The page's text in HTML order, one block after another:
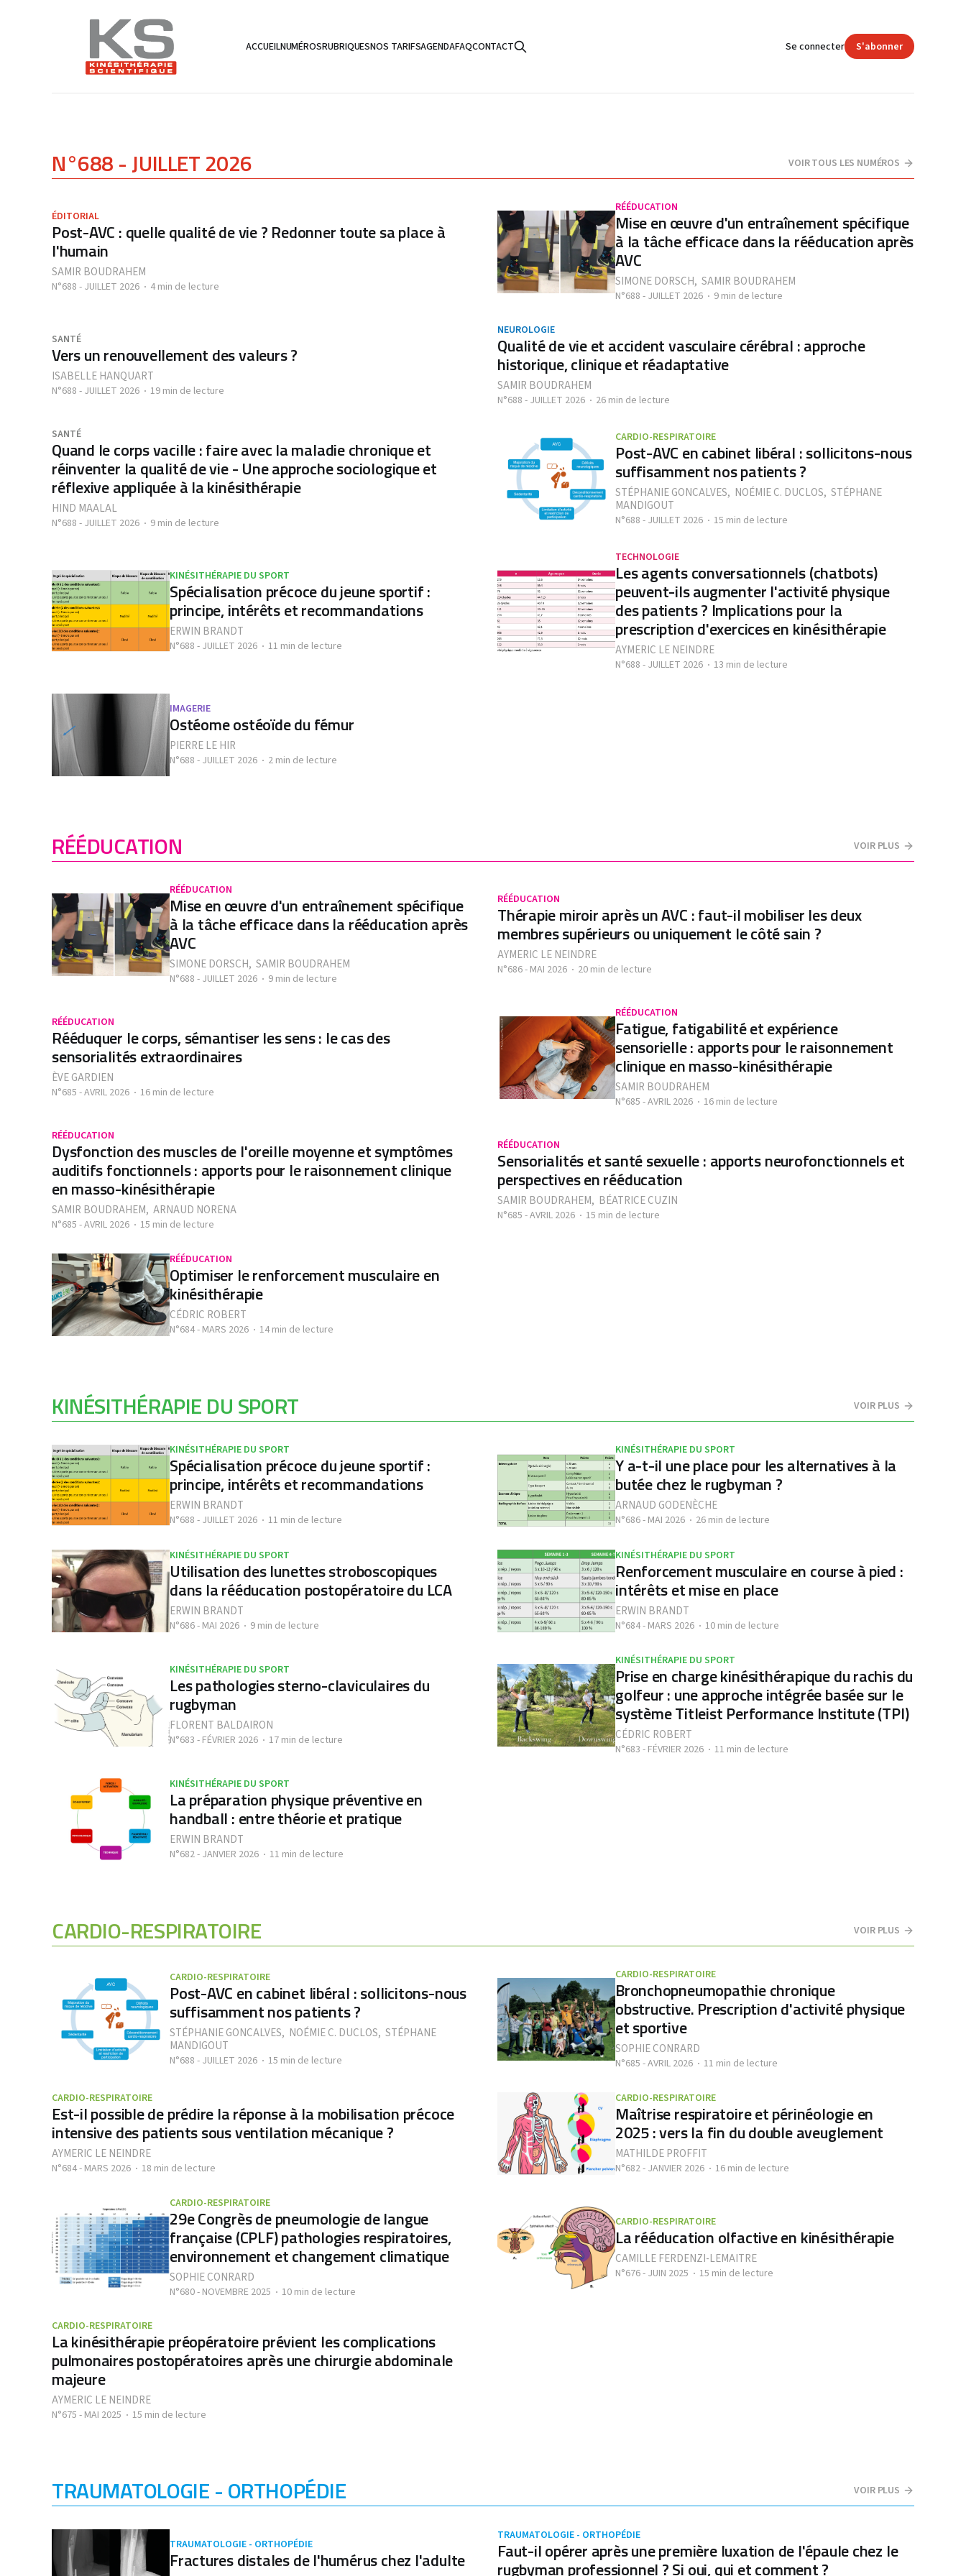
ACCUEILNUMÉROSRUBRIQUESNOS TARIFSAGENDAFAQCONTACT Se connecter S'abonner
N°688 - JUILLET 2026 VOIR TOUS LES NUMÉROS
ÉDITORIAL
Post-AVC : quelle qualité de vie ? Redonner toute sa place à
l'humain
SAMIR BOUDRAHEM
N°688 - JUILLET 2026 4 min de lecture
RÉÉDUCATION
Mise en œuvre d'un entraînement spécifique
à la tâche efficace dans la rééducation après
AVC
SIMONE DORSCH, SAMIR BOUDRAHEM
N°688 - JUILLET 2026 9 min de lecture
SANTÉ
Vers un renouvellement des valeurs ?
ISABELLE HANQUART
N°688 - JUILLET 2026 19 min de lecture
NEUROLOGIE
Qualité de vie et accident vasculaire cérébral : approche
historique, clinique et réadaptative
SAMIR BOUDRAHEM
N°688 - JUILLET 2026 26 min de lecture
SANTÉ
Quand le corps vacille : faire avec la maladie chronique et
réinventer la qualité de vie - Une approche sociologique et
réflexive appliquée à la kinésithérapie
HIND MAALAL
N°688 - JUILLET 2026 9 min de lecture
CARDIO-RESPIRATOIRE
Post-AVC en cabinet libéral : sollicitons-nous
suffisamment nos patients ?
STÉPHANIE GONCALVES, NOÉMIE C. DUCLOS, STÉPHANE
MANDIGOUT
N°688 - JUILLET 2026 15 min de lecture
KINÉSITHÉRAPIE DU SPORT
Spécialisation précoce du jeune sportif :
principe, intérêts et recommandations
ERWIN BRANDT
N°688 - JUILLET 2026 11 min de lecture
TECHNOLOGIE
Les agents conversationnels (chatbots)
peuvent-ils augmenter l'activité physique
des patients ? Implications pour la
prescription d'exercices en kinésithérapie
AYMERIC LE NEINDRE
N°688 - JUILLET 2026 13 min de lecture
IMAGERIE
Ostéome ostéoïde du fémur
PIERRE LE HIR
N°688 - JUILLET 2026 2 min de lecture
RÉÉDUCATION VOIR PLUS
RÉÉDUCATION
Mise en œuvre d'un entraînement spécifique
à la tâche efficace dans la rééducation après
AVC
SIMONE DORSCH, SAMIR BOUDRAHEM
N°688 - JUILLET 2026 9 min de lecture
RÉÉDUCATION
Thérapie miroir après un AVC : faut-il mobiliser les deux
membres supérieurs ou uniquement le côté sain ?
AYMERIC LE NEINDRE
N°686 - MAI 2026 20 min de lecture
RÉÉDUCATION
Rééduquer le corps, sémantiser les sens : le cas des
sensorialités extraordinaires
ÈVE GARDIEN
N°685 - AVRIL 2026 16 min de lecture
RÉÉDUCATION
Fatigue, fatigabilité et expérience
sensorielle : apports pour le raisonnement
clinique en masso-kinésithérapie
SAMIR BOUDRAHEM
N°685 - AVRIL 2026 16 min de lecture
RÉÉDUCATION
Dysfonction des muscles de l'oreille moyenne et symptômes
auditifs fonctionnels : apports pour le raisonnement clinique
en masso-kinésithérapie
SAMIR BOUDRAHEM, ARNAUD NORENA
N°685 - AVRIL 2026 15 min de lecture
RÉÉDUCATION
Sensorialités et santé sexuelle : apports neurofonctionnels et
perspectives en rééducation
SAMIR BOUDRAHEM, BÉATRICE CUZIN
N°685 - AVRIL 2026 15 min de lecture
RÉÉDUCATION
Optimiser le renforcement musculaire en
kinésithérapie
CÉDRIC ROBERT
N°684 - MARS 2026 14 min de lecture
KINÉSITHÉRAPIE DU SPORT VOIR PLUS
KINÉSITHÉRAPIE DU SPORT
Spécialisation précoce du jeune sportif :
principe, intérêts et recommandations
ERWIN BRANDT
N°688 - JUILLET 2026 11 min de lecture
KINÉSITHÉRAPIE DU SPORT
Y a-t-il une place pour les alternatives à la
butée chez le rugbyman ?
ARNAUD GODENÈCHE
N°686 - MAI 2026 26 min de lecture
KINÉSITHÉRAPIE DU SPORT
Utilisation des lunettes stroboscopiques
dans la rééducation postopératoire du LCA
ERWIN BRANDT
N°686 - MAI 2026 9 min de lecture
KINÉSITHÉRAPIE DU SPORT
Renforcement musculaire en course à pied :
intérêts et mise en place
ERWIN BRANDT
N°684 - MARS 2026 10 min de lecture
KINÉSITHÉRAPIE DU SPORT
Les pathologies sterno-claviculaires du
rugbyman
FLORENT BALDAIRON
N°683 - FÉVRIER 2026 17 min de lecture
KINÉSITHÉRAPIE DU SPORT
Prise en charge kinésithérapique du rachis du
golfeur : une approche intégrée basée sur le
système Titleist Performance Institute (TPI)
CÉDRIC ROBERT
N°683 - FÉVRIER 2026 11 min de lecture
KINÉSITHÉRAPIE DU SPORT
La préparation physique préventive en
handball : entre théorie et pratique
ERWIN BRANDT
N°682 - JANVIER 2026 11 min de lecture
CARDIO-RESPIRATOIRE VOIR PLUS
CARDIO-RESPIRATOIRE
Post-AVC en cabinet libéral : sollicitons-nous
suffisamment nos patients ?
STÉPHANIE GONCALVES, NOÉMIE C. DUCLOS, STÉPHANE
MANDIGOUT
N°688 - JUILLET 2026 15 min de lecture
CARDIO-RESPIRATOIRE
Bronchopneumopathie chronique
obstructive. Prescription d'activité physique
et sportive
SOPHIE CONRARD
N°685 - AVRIL 2026 11 min de lecture
CARDIO-RESPIRATOIRE
Est-il possible de prédire la réponse à la mobilisation précoce
intensive des patients sous ventilation mécanique ?
AYMERIC LE NEINDRE
N°684 - MARS 2026 18 min de lecture
CARDIO-RESPIRATOIRE
Maîtrise respiratoire et périnéologie en
2025 : vers la fin du double aveuglement
MATHILDE PROFFIT
N°682 - JANVIER 2026 16 min de lecture
CARDIO-RESPIRATOIRE
29e Congrès de pneumologie de langue
française (CPLF) pathologies respiratoires,
environnement et changement climatique
SOPHIE CONRARD
N°680 - NOVEMBRE 2025 10 min de lecture
CARDIO-RESPIRATOIRE
La rééducation olfactive en kinésithérapie
CAMILLE FERDENZI-LEMAITRE
N°676 - JUIN 2025 15 min de lecture
CARDIO-RESPIRATOIRE
La kinésithérapie préopératoire prévient les complications
pulmonaires postopératoires après une chirurgie abdominale
majeure
AYMERIC LE NEINDRE
N°675 - MAI 2025 15 min de lecture
TRAUMATOLOGIE - ORTHOPÉDIE VOIR PLUS
TRAUMATOLOGIE - ORTHOPÉDIE
Fractures distales de l'humérus chez l'adulte
TRAUMATOLOGIE - ORTHOPÉDIE
Faut-il opérer après une première luxation de l'épaule chez le
rugbyman professionnel ? Si oui, qui et comment ?